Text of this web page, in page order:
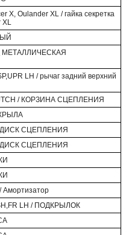
X, Oulander XL / гайка секретка
XL
МЕТАЛЛИЧЕСКАЯ
LH / рычаг задний верхний
/ КОРЗИНА СЦЕПЛЕНИЯ
ДИСК СЦЕПЛЕНИЯ
ДИСК СЦЕПЛЕНИЯ
Амортизатор
LH / ПОДКРЫЛОК